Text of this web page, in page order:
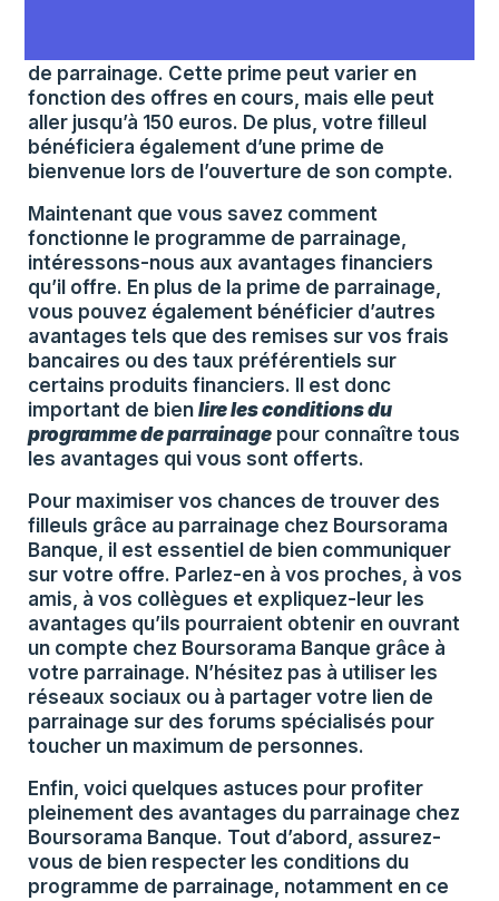
de parrainage. Cette prime peut varier en
fonction des offres en cours, mais elle peut
aller jusqu’à 150 euros. De plus, votre filleul
bénéficiera également d’une prime de
bienvenue lors de l’ouverture de son compte.
Maintenant que vous savez comment
fonctionne le programme de parrainage,
intéressons-nous aux avantages financiers
qu’il offre. En plus de la prime de parrainage,
vous pouvez également bénéficier d’autres
avantages tels que des remises sur vos frais
bancaires ou des taux préférentiels sur
certains produits financiers. Il est donc
important de bien lire les conditions du
programme de parrainage pour connaître tous
les avantages qui vous sont offerts.
Pour maximiser vos chances de trouver des
filleuls grâce au parrainage chez Boursorama
Banque, il est essentiel de bien communiquer
sur votre offre. Parlez-en à vos proches, à vos
amis, à vos collègues et expliquez-leur les
avantages qu’ils pourraient obtenir en ouvrant
un compte chez Boursorama Banque grâce à
votre parrainage. N’hésitez pas à utiliser les
réseaux sociaux ou à partager votre lien de
parrainage sur des forums spécialisés pour
toucher un maximum de personnes.
Enfin, voici quelques astuces pour profiter
pleinement des avantages du parrainage chez
Boursorama Banque. Tout d’abord, assurez-
vous de bien respecter les conditions du
programme de parrainage, notamment en ce